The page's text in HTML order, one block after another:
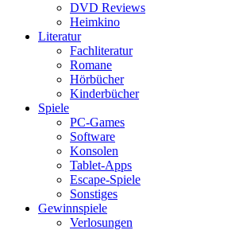
DVD Reviews
Heimkino
Literatur
Fachliteratur
Romane
Hörbücher
Kinderbücher
Spiele
PC-Games
Software
Konsolen
Tablet-Apps
Escape-Spiele
Sonstiges
Gewinnspiele
Verlosungen